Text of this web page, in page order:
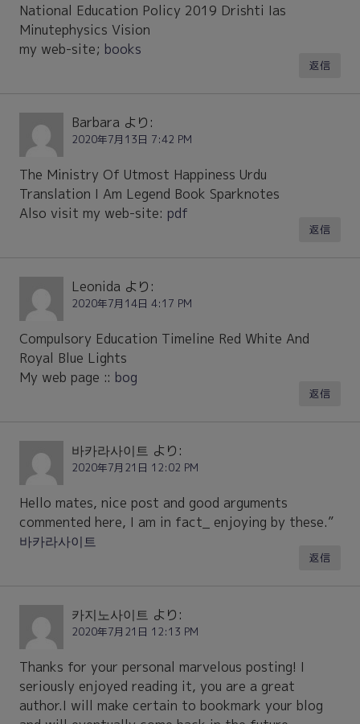
National Education Policy 2019 Drishti Ias
Minutephysics Vision
my web-site; books
返信
Barbara より:
2020年7月13日 7:42 PM
The Ministry Of Utmost Happiness Urdu
Translation I Am Legend Book Sparknotes
Also visit my web-site: pdf
返信
Leonida より:
2020年7月14日 4:17 PM
Compulsory Education Timeline Red White And
Royal Blue Lights
My web page :: bog
返信
바카라사이트 より:
2020年7月21日 12:02 PM
Hello mates, nice post and good arguments
commented here, I am in fact_ enjoying by these.”
바카라사이트
返信
카지노사이트 より:
2020年7月21日 12:13 PM
Thanks for your personal marvelous posting! I
seriously enjoyed reading it, you are a great
author.I will make certain to bookmark your blog